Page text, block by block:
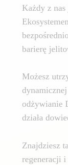
Każdy z
barierę
Możesz
odżywianie
działa
Znajdziesz
regeneracji